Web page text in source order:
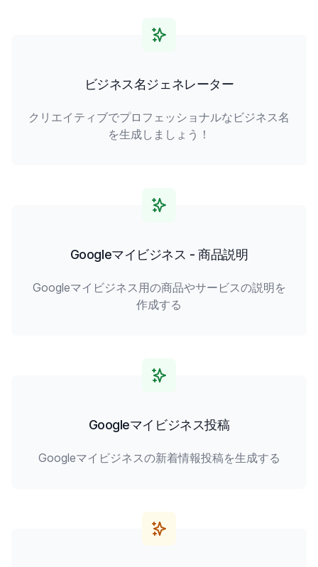
ビジネス名ジェネレーター
クリエイティブでプロフェッショナルなビジネス名
を生成しましょう！
Googleマイビジネス - 商品説明
Googleマイビジネス用の商品やサービスの説明を
作成する
Googleマイビジネス投稿
Googleマイビジネスの新着情報投稿を生成する